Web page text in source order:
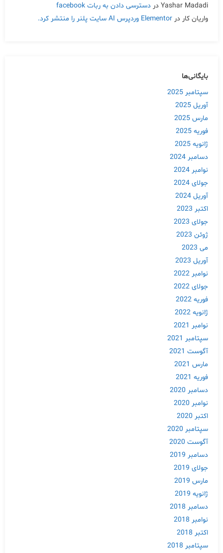
Yashar Madadi در دسترسی دادن به ربات facebook
واریان کار در Elementor وردپرس AI سایت پلنر را منتشر کرد.
بایگانی‌ها
سپتامبر 2025
آوریل 2025
مارس 2025
فوریه 2025
ژانویه 2025
دسامبر 2024
نوامبر 2024
جولای 2024
آوریل 2024
اکتبر 2023
جولای 2023
ژوئن 2023
می 2023
آوریل 2023
نوامبر 2022
جولای 2022
فوریه 2022
ژانویه 2022
نوامبر 2021
سپتامبر 2021
آگوست 2021
مارس 2021
فوریه 2021
دسامبر 2020
نوامبر 2020
اکتبر 2020
سپتامبر 2020
آگوست 2020
دسامبر 2019
جولای 2019
مارس 2019
ژانویه 2019
دسامبر 2018
نوامبر 2018
اکتبر 2018
سپتامبر 2018